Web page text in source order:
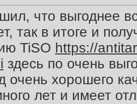
что выгоднее
так в итоге и
TiSO https://
здесь по очень
очень хорошего
лет и имеет